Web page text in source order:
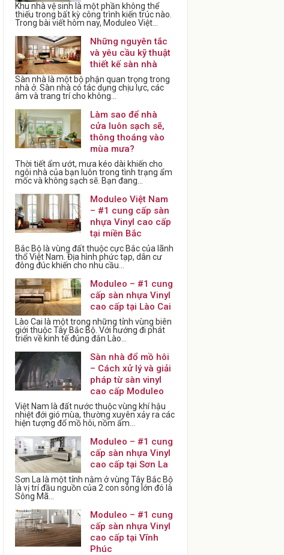
Khu nhà vệ sinh là một phần không thể
thiếu trong bất kỳ công trình kiến trúc nào.
Trong bài viết hôm nay, Moduleo Việt...
Những nguyên tắc
và yêu cầu kỹ thuật
thiết kế sàn nhà
Sàn nhà là một bộ phận quan trọng trong
nhà ở. Sàn nhà có tác dụng chịu lực, các
âm và trang trí cho không...
Làm sao để nhà
cửa luôn sạch sẽ,
thông thoáng vào
mùa mưa?
Thời tiết ẩm ướt, mưa kéo dài khiến cho
ngôi nhà của bạn luôn trong tình trạng ẩm
mốc và không sạch sẽ. Bạn đang...
Moduleo Việt Nam
– #1 cung cấp sàn
nhựa Vinyl cao cấp
tại miền Bắc
Bắc Bộ là vùng đất thuộc cực Bắc của lãnh
thổ Việt Nam. Địa hình phức tạp, dân cư
đông đúc khiến cho nhu cầu...
Moduleo – #1 cung
cấp sàn nhựa Vinyl
cao cấp tại Lào Cai
Lào Cai là một trong những tỉnh vùng biên
giới thuộc Tây Bắc Bộ. Với hướng đi phát
triển về kinh tế đúng đắn Lào...
Sàn nhà đổ mồ hôi
– Cách xử lý và giải
pháp từ sàn vinyl
cao cấp Moduleo
Việt Nam là đất nước thuộc vùng khí hậu
nhiệt đới gió mùa, thường xuyên xảy ra các
hiện tượng đổ mồ hôi, nồm ẩm...
Moduleo – #1 cung
cấp sàn nhựa Vinyl
cao cấp tại Sơn La
Sơn La là một tỉnh nằm ở vùng Tây Bắc Bộ
là vị trí đầu nguồn của 2 con sông lớn đó là
Sông Mã...
Moduleo – #1 cung
cấp sàn nhựa Vinyl
cao cấp tại Vĩnh
Phúc